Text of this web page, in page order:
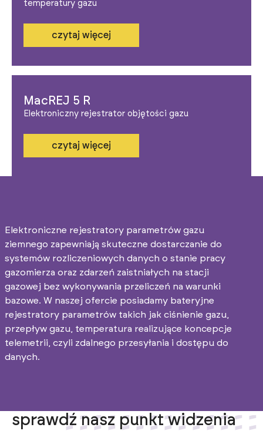
temperatury gazu
czytaj więcej
MacREJ 5 R
Elektroniczny rejestrator objętości gazu
czytaj więcej
Elektroniczne rejestratory parametrów gazu
ziemnego zapewniają skuteczne dostarczanie do
systemów rozliczeniowych danych o stanie pracy
gazomierza oraz zdarzeń zaistniałych na stacji
gazowej bez wykonywania przeliczeń na warunki
bazowe. W naszej ofercie posiadamy bateryjne
rejestratory parametrów takich jak ciśnienie gazu,
przepływ gazu, temperatura realizujące koncepcje
telemetrii, czyli zdalnego przesyłania i dostępu do
danych.
sprawdź nasz punkt widzenia